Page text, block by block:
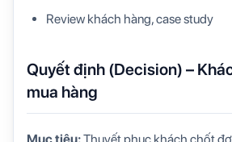
Review khách hàng, case study
Quyết định (Decision) –
mua hàng
Mục tiêu:Thuyết phục khách chốt